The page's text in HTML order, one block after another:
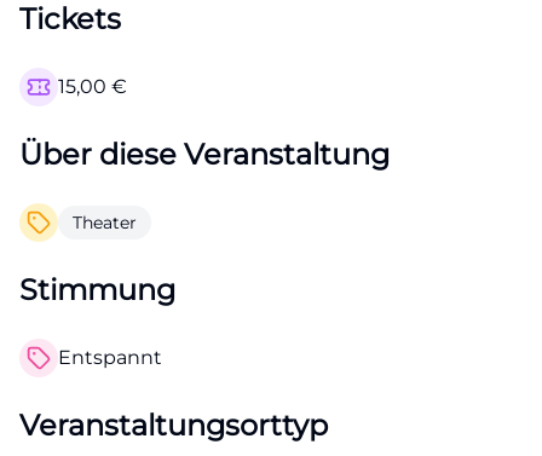
Tickets
15,00 €
Über diese Veranstaltung
Theater
Stimmung
Entspannt
Veranstaltungsorttyp